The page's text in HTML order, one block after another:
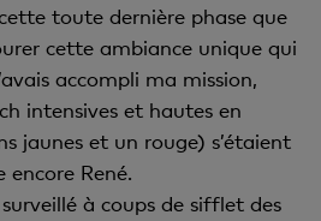
toute dernière phase que
cette ambiance unique qui
accompli ma mission,
intensives et hautes en
jaunes et un rouge) s’étaient
encore René.
à coups de sifflet des